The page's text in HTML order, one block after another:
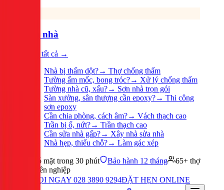
Sửa nhà
Xem tất cả →
Nhà bị thấm dột?→ Thợ chống thấm
Tường ẩm mốc, bong tróc?→ Xử lý chống thấm
Tường nhà cũ, xấu?→ Sơn nhà trọn gói
Sàn xưởng, sân thượng cần epoxy?→ Thi công
sơn epoxy
Cần chia phòng, cách âm?→ Vách thạch cao
Trần bị ố, nứt?→ Trần thạch cao
Cần sửa nhà gấp?→ Xây nhà sửa nhà
Nhà hẹp, thiếu chỗ?→ Làm gác xép
Có mặt trong 30 phút Bảo hành 12 tháng
65+ thợ
chuyên nghiệp
GỌI NGAY 028 3890 9294ĐẶT HẸN ONLINE